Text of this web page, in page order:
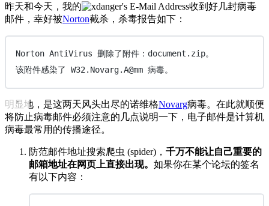
昨天和今天，我的
收到好几封病毒
邮件，幸好被Norton截杀，杀毒报告如下：
Norton AntiVirus 删除了附件：document.zip。
该附件感染了 W32.Novarg.A@mm 病毒。
明显地，是这两天风头出尽的诺维格Novarg病毒。在此就顺便
将防止病毒邮件必须注意的几点说明一下，电子邮件是计算机
病毒最常用的传播途径。
防范邮件地址搜索爬虫 (spider)， 千万不能让自己重要的
邮箱地址在网页上直接出现。 如果你在某个论坛的签名
有以下内容：